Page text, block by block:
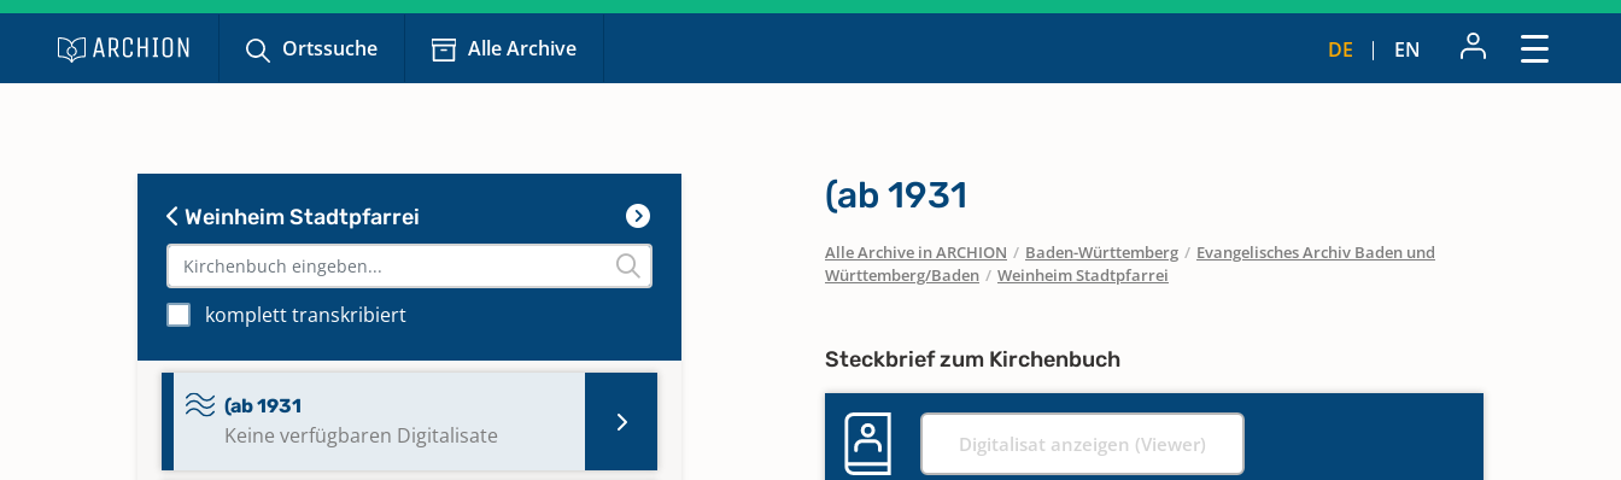
Ortssuche Alle Archive DE EN
Weinheim Stadtpfarrei
komplett transkribiert
(ab 1931
Keine verfügbaren Digitalisate
(ab 1931
Alle Archive in ARCHION / Baden-Württemberg / Evangelisches Archiv Baden und
Württemberg/Baden / Weinheim Stadtpfarrei
Steckbrief zum Kirchenbuch
Digitalisat anzeigen (Viewer)